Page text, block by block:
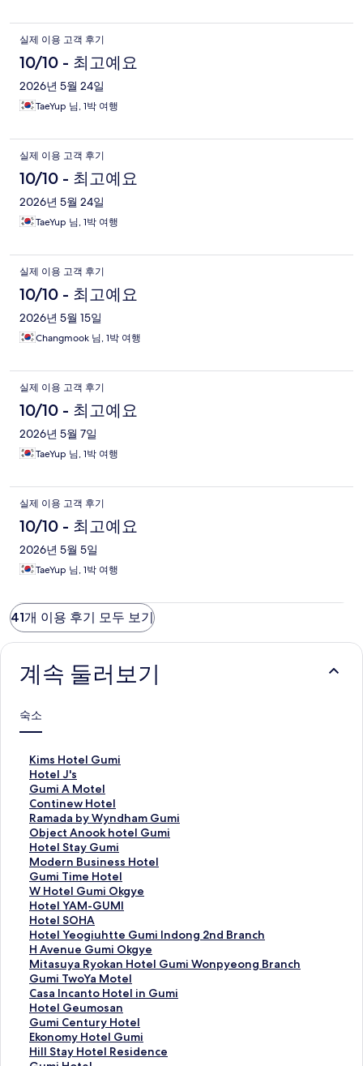
실제 이용 고객 후기
10/10 - 최고예요
2026년 5월 24일
TaeYup 님, 1박 여행
실제 이용 고객 후기
10/10 - 최고예요
2026년 5월 24일
TaeYup 님, 1박 여행
실제 이용 고객 후기
10/10 - 최고예요
2026년 5월 15일
Changmook 님, 1박 여행
실제 이용 고객 후기
10/10 - 최고예요
2026년 5월 7일
TaeYup 님, 1박 여행
실제 이용 고객 후기
10/10 - 최고예요
2026년 5월 5일
TaeYup 님, 1박 여행
41개 이용 후기 모두 보기
계속 둘러보기
숙소
Kims Hotel Gumi
K
i
m
s
H
o
t
e
l
G
u
m
i
페
이
지
를
여
는
링
크
Hotel J's
H
o
t
e
l
J
'
s
페
이
지
를
여
는
링
크
Gumi A Motel
G
u
m
i
A
M
o
t
e
l
페
이
지
를
여
는
링
크
Continew Hotel
C
o
n
t
i
n
e
w
H
o
t
e
l
페
이
지
를
여
Ramada by Wyndham Gumi
R
a
m
a
d
a
b
y
W
y
n
d
h
a
m
G
u
Object Anook hotel Gumi
O
b
j
e
c
t
A
n
o
o
k
h
o
t
e
l
Hotel Stay Gumi
H
o
t
e
l
S
t
a
y
G
u
m
i
페
이
Modern Business Hotel
M
o
d
e
r
n
B
u
s
i
n
e
s
s
Gumi Time Hotel
G
u
m
i
T
i
m
e
H
o
t
e
l
W Hotel Gumi Okgye
W
H
o
t
e
l
G
u
m
i
O
k
Hotel YAM-GUMI
H
o
t
e
l
Y
A
M
-
G
U
Hotel SOHA
H
o
t
e
l
S
O
H
A
페
Hotel Yeogiuhtte Gumi Indong 2nd Branch
H
o
t
e
l
Y
e
o
g
H Avenue Gumi Okgye
H
A
v
e
n
u
e
G
Mitasuya Ryokan Hotel Gumi Wonpyeong Branch
M
i
t
a
s
u
y
Gumi TwoYa Motel
G
u
m
i
T
w
Casa Incanto Hotel in Gumi
C
a
s
a
I
Hotel Geumosan
H
o
t
e
Gumi Century Hotel
G
u
m
Ekonomy Hotel Gumi
E
k
Hill Stay Hotel Residence
H